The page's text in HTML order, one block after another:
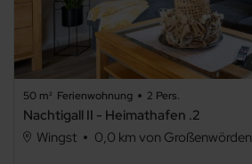
50 m² Ferienwohnung 2 Pers.
Nachtigall II - Heimathafen .2
Wingst
0,0 km von Großenwörden